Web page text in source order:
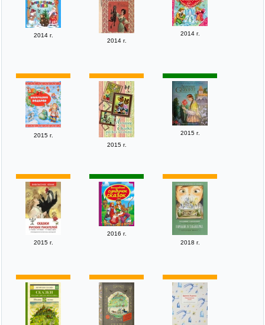
2014 г.
2014 г.
2014 г.
2015 г.
2015 г.
2015 г.
2015 г.
2016 г.
2018 г.